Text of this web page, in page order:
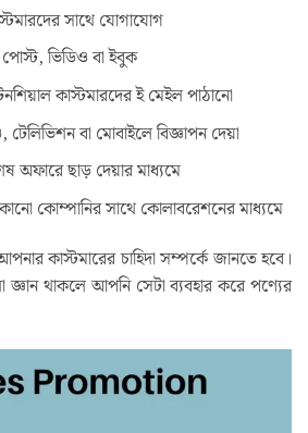
সাথে যোগাযোগ
পোস্ট, ভিডিও বা ইবুক
কাস্টমারদের ই মেইল পাঠানো
বা মোবাইলে বিজ্ঞাপন দেয়া
ছাড় দেয়ার মাধ্যমে
কোম্পানির সাথে কোলাবরেশনের মাধ্যমে
কাস্টমারের চাহিদা সম্পর্কে জানতে হবে।
জ্ঞান থাকলে আপনি সেটা ব্যবহার করে পণ্যের